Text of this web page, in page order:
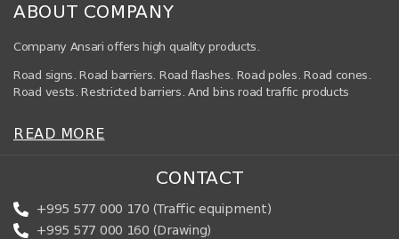
ABOUT COMPANY
Company Ansari offers high quality products.
Road signs. Road barriers. Road flashes. Road poles. Road cones.
Road vests. Restricted barriers. And bins road traffic products
READ MORE
CONTACT
+995 577 000 170 (Traffic equipment)
+995 577 000 160 (Drawing)